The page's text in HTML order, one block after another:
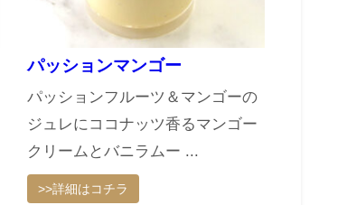
パッションマンゴー
パッションフルーツ＆マンゴーの
ジュレにココナッツ香るマンゴー
クリームとバニラムー ...
>>詳細はコチラ